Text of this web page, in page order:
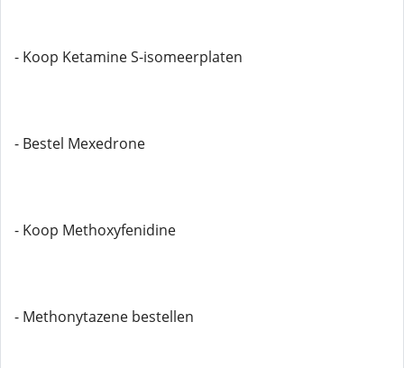
- Koop Ketamine S-isomeerplaten
- Bestel Mexedrone
- Koop Methoxyfenidine
- Methonytazene bestellen